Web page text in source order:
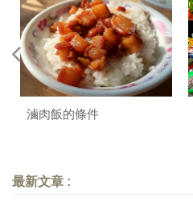
滷肉飯的條件
最新文章 :